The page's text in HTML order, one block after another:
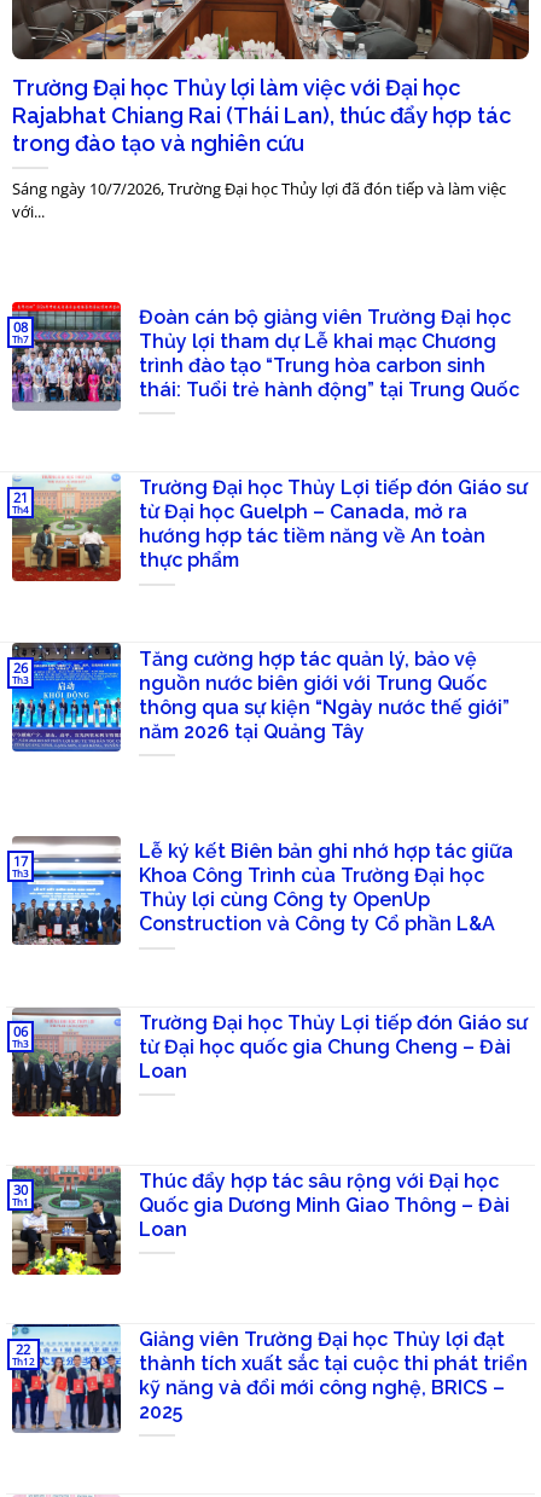
Trường Đại học Thủy lợi làm việc với Đại học
Rajabhat Chiang Rai (Thái Lan), thúc đẩy hợp tác
trong đào tạo và nghiên cứu
Sáng ngày 10/7/2026, Trường Đại học Thủy lợi đã đón tiếp và làm việc
với...
Đoàn cán bộ giảng viên Trường Đại học
Thủy lợi tham dự Lễ khai mạc Chương
trình đào tạo “Trung hòa carbon sinh
thái: Tuổi trẻ hành động” tại Trung Quốc
08
Th7
Trường Đại học Thủy Lợi tiếp đón Giáo sư
từ Đại học Guelph – Canada, mở ra
hướng hợp tác tiềm năng về An toàn
thực phẩm
21
Th4
Tăng cường hợp tác quản lý, bảo vệ
nguồn nước biên giới với Trung Quốc
thông qua sự kiện “Ngày nước thế giới”
năm 2026 tại Quảng Tây
26
Th3
Lễ ký kết Biên bản ghi nhớ hợp tác giữa
Khoa Công Trình của Trường Đại học
Thủy lợi cùng Công ty OpenUp
Construction và Công ty Cổ phần L&A
17
Th3
Trường Đại học Thủy Lợi tiếp đón Giáo sư
từ Đại học quốc gia Chung Cheng – Đài
Loan
06
Th3
Thúc đẩy hợp tác sâu rộng với Đại học
Quốc gia Dương Minh Giao Thông – Đài
Loan
30
Th1
Giảng viên Trường Đại học Thủy lợi đạt
thành tích xuất sắc tại cuộc thi phát triển
kỹ năng và đổi mới công nghệ, BRICS –
2025
22
Th12